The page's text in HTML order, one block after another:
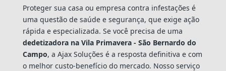
Proteger sua casa ou empresa contra infestações é
uma questão de saúde e segurança, que exige ação
rápida e especializada. Se você precisa de uma
dedetizadora na Vila Primavera - São Bernardo do
Campo, a Ajax Soluções é a resposta definitiva e com
o melhor custo-benefício do mercado. Nosso serviço